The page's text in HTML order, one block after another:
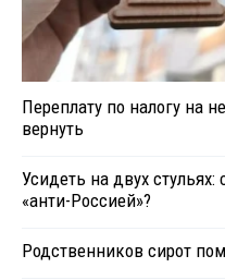
Переплату по налогу на
вернуть
Усидеть на двух
«анти-Россией»?
Родственников сирот